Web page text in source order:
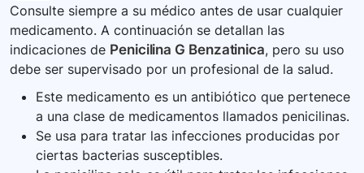
por cuenta propia. Informe a su médico si está
tomando otros medicamentos, ya que algunos
pueden interactuar con la penicilina G
benzatínica.
Consulte siempre a su médico antes de usar cualquier
medicamento. A continuación se detallan las
indicaciones de Penicilina G Benzatinica, pero su uso
debe ser supervisado por un profesional de la salud.
Este medicamento es un antibiótico que pertenece
a una clase de medicamentos llamados penicilinas.
Se usa para tratar las infecciones producidas por
ciertas bacterias susceptibles.